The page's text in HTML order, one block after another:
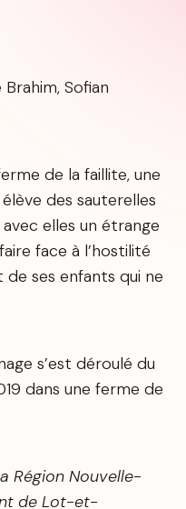
Sofian
de la faillite, une
des sauterelles
elles un étrange
face à l’hostilité
ses enfants qui ne
s’est déroulé du
dans une ferme de
Région Nouvelle-
de Lot-et-